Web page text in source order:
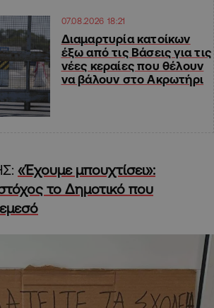
07.08.2026 18:21
Διαμαρτυρία κατοίκων
έξω από τις Βάσεις για τις
νέες κεραίες που θέλουν
να βάλουν στο Ακρωτήρι
«Έχουμε μπουχτίσει»:
το Δημοτικό που